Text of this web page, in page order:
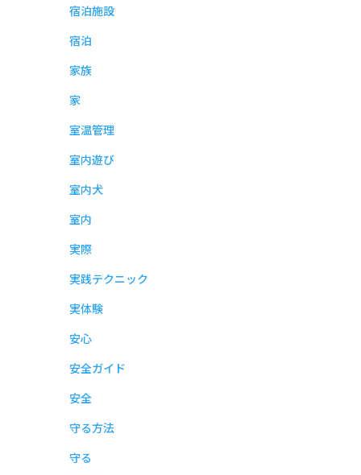
宿泊施設
宿泊
家族
家
室温管理
室内遊び
室内犬
室内
実際
実践テクニック
実体験
安心
安全ガイド
安全
守る方法
守る